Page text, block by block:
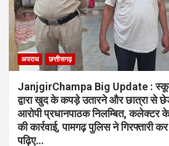
अपराध छत्तीसगढ़
JanjgirChampa Big Update :
द्वारा खुद के कपड़े उतारने और छात्रा से
आरोपी प्रधानपाठक निलम्बित, कलेक्टर
की कार्रवाई, पामगढ़ पुलिस ने
पढ़िए…